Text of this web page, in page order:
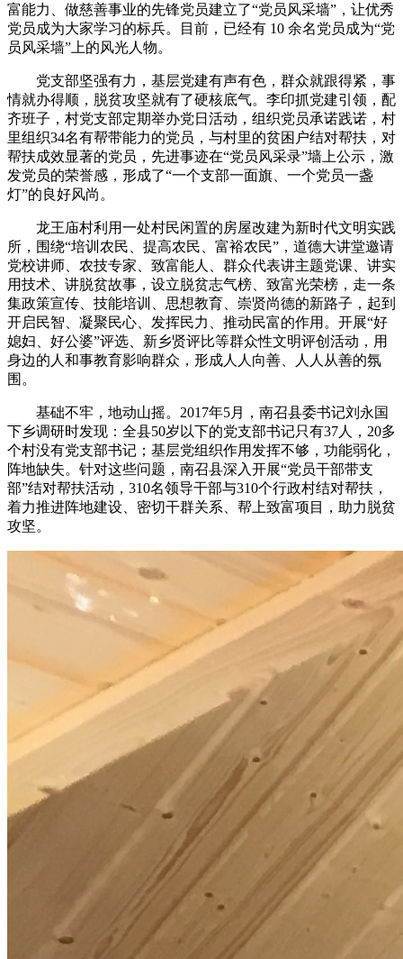
富能力、做慈善事业的先锋党员建立了“党员风采墙”，让优秀
党员成为大家学习的标兵。目前，已经有 10 余名党员成为“党
员风采墙”上的风光人物。
党支部坚强有力，基层党建有声有色，群众就跟得紧，事
情就办得顺，脱贫攻坚就有了硬核底气。李印抓党建引领，配
齐班子，村党支部定期举办党日活动，组织党员承诺践诺，村
里组织34名有帮带能力的党员，与村里的贫困户结对帮扶，对
帮扶成效显著的党员，先进事迹在“党员风采录”墙上公示，激
发党员的荣誉感，形成了“一个支部一面旗、一个党员一盏
灯”的良好风尚。
龙王庙村利用一处村民闲置的房屋改建为新时代文明实践
所，围绕“培训农民、提高农民、富裕农民”，道德大讲堂邀请
党校讲师、农技专家、致富能人、群众代表讲主题党课、讲实
用技术、讲脱贫故事，设立脱贫志气榜、致富光荣榜，走一条
集政策宣传、技能培训、思想教育、崇贤尚德的新路子，起到
开启民智、凝聚民心、发挥民力、推动民富的作用。开展“好
媳妇、好公婆”评选、新乡贤评比等群众性文明评创活动，用
身边的人和事教育影响群众，形成人人向善、人人从善的氛
围。
基础不牢，地动山摇。2017年5月，南召县委书记刘永国
下乡调研时发现：全县50岁以下的党支部书记只有37人，20多
个村没有党支部书记；基层党组织作用发挥不够，功能弱化，
阵地缺失。针对这些问题，南召县深入开展“党员干部带支
部”结对帮扶活动，310名领导干部与310个行政村结对帮扶，
着力推进阵地建设、密切干群关系、帮上致富项目，助力脱贫
攻坚。